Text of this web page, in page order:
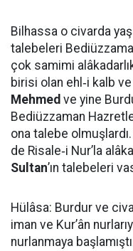
Bilhassa o civarda
talebeleri
çok samimi
birisi olan ehl‑i kalb
Mehmed ve yine
Bediüzzaman
ona talebe
de Risale‑i Nur’la
Sultan’ın talebeleri
Hülâsa: Burdur ve
iman ve Kur’ân
nurlanmaya